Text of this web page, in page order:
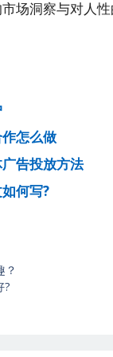
场洞察与对人
怎么做
告投放方法
何写?
？
?